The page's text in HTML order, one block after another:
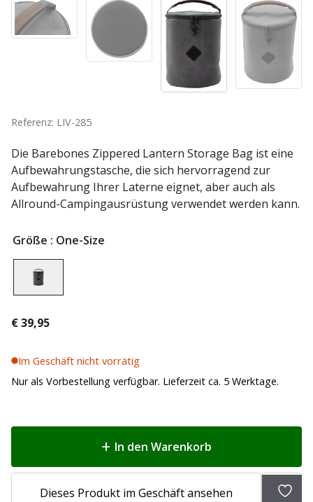
Referenz: LIV-285
Die Barebones Zippered Lantern Storage Bag ist eine
Aufbewahrungstasche, die sich hervorragend zur
Aufbewahrung Ihrer Laterne eignet, aber auch als
Allround-Campingausrüstung verwendet werden kann.
Größe : One-Size
€39,95
Im Geschäft nicht vorrätig
Nur als Vorbestellung verfügbar. Lieferzeit ca. 5 Werktage.
In den Warenkorb
Dieses Produkt im Geschäft ansehen
Zur